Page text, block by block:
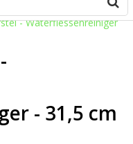
- Waterflessenreiniger
- 31,5 cm